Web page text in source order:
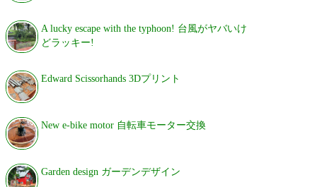
A lucky escape with the typhoon! 台風がヤバいけ
どラッキー!
Edward Scissorhands 3Dプリント
New e-bike motor 自転車モーター交換
Garden design ガーデンデザイン